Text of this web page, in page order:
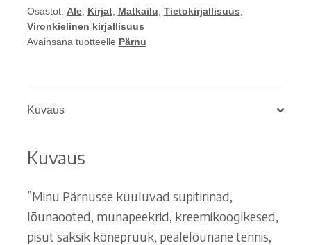
Suvitajaks
saamine
määrä
Osastot: Ale, Kirjat, Matkailu Tietokirjallisuus
Vironkielinen kirjallisuus
Avainsana tuotteelle Pärnu
Kuvaus
Kuvaus
”Minu Pärnusse kuuluvad supitirinad,
lõunaooted, munapeekrid, kreemikoogikesed,
pisut saksik kõnepruuk, pealelõunane tennis,